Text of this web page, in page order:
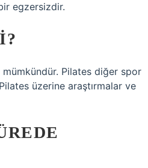
egzersizdir.
Pilates diğer spor
üzerine araştırmalar ve